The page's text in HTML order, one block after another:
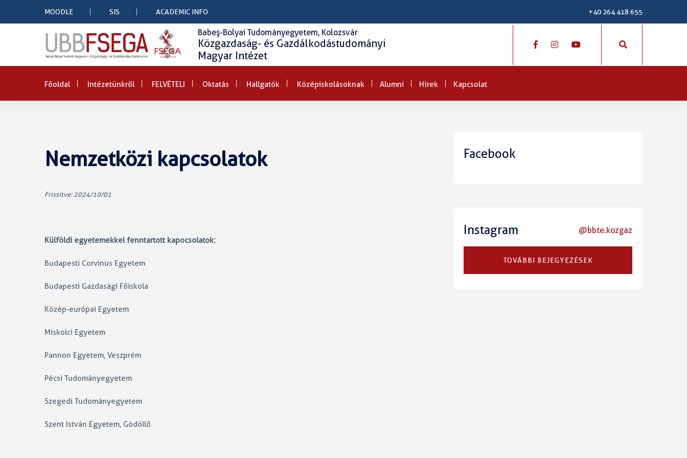
MOODLE SIS ACADEMIC INFO +40 264 418 655
Babeş-Bolyai Tudományegyetem, Kolozsvár
Közgazdaság- és Gazdálkodástudományi
Magyar Intézet
Főoldal Intézetünkről FELVÉTELI Oktatás Hallgatók Középiskolásoknak Alumni Hírek Kapcsolat
Nemzetközi kapcsolatok
Frissítve: 2024/10/01
Külföldi egyetemekkel fenntartott kapocsolatok:
Budapesti Corvinus Egyetem
Budapesti Gazdasági Főiskola
Közép-európai Egyetem
Miskolci Egyetem
Pannon Egyetem, Veszprém
Pécsi Tudományegyetem
Szegedi Tudományegyetem
Szent István Egyetem, Gödöllő
Facebook
Instagram @bbte.kozgaz
TOVÁBBI BEJEGYEZÉSEK